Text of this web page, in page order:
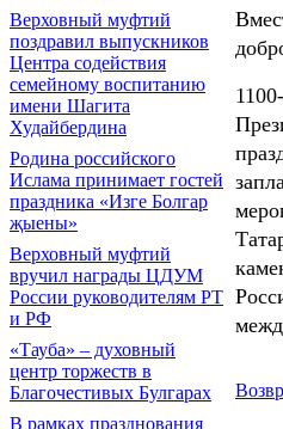
Верховный муфтий
поздравил выпускников
Центра содействия
семейному воспитанию
имени Шагита
Худайбердина
Родина российского
Ислама принимает гостей
праздника «Изге Болгар
җыены»
Верховный муфтий
вручил награды ЦДУМ
России руководителям РТ
и РФ
«Тауба» – духовный
центр торжеств в
Благочестивых Булгарах
В рамках празднования